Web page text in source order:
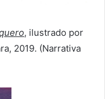
, ilustrado por
2019. (Narrativa